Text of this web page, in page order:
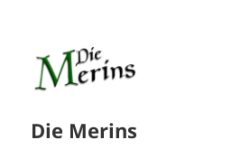
Die Merins